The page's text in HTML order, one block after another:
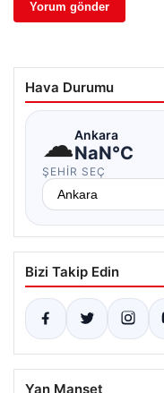
Hava Durumu
☁Ankara
NaN°C
ŞEHIR SEÇ
Bizi Takip Edin
Yan Manşet